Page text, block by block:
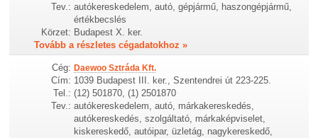
Tev.: autókereskedelem, autó, gépjármű, haszongépjármű,
értékbecslés
Körzet: Budapest X. ker.
Tovább a részletes cégadatokhoz »
Cég: Daewoo Sztráda Kft.
Cím: 1039 Budapest III. ker., Szentendrei út 223-225.
Tel.: (12) 501870, (1) 2501870
Tev.: autókereskedelem, autó, márkakereskedés,
autókereskedés, szolgáltató, márkaképviselet,
kiskereskedő, autóipar, üzletág, nagykereskedő,